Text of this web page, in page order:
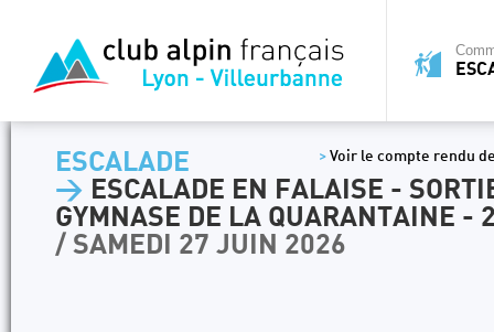
> Voir le compte rendu
ESCALADE
> ESCALADE EN FALAISE -
GYMNASE DE LA QUARANTAINE -
/ SAMEDI 27 JUIN 2026